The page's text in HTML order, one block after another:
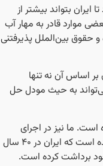
بتواند بیشتر از
موارد قادر به مهار آب
حقوق بین‌الملل پذیرفتنی
اساس آن نه تنها
به حیث مودل حل
ما نیز در اجرای
معاهده اعتراض داریم. در گزارشی به وضاحت گفته شده است که ایران در ۴۰ سال